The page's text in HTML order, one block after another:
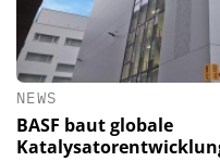
NEWS
BASF baut globale